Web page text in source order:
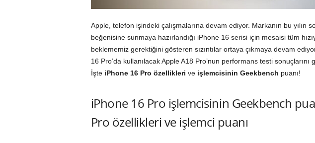
Apple, telefon işindeki çalışmalarına devam ediyor. Markanın bu yılın
beğenisine sunmaya hazırlandığı iPhone 16 serisi için mesaisi tüm
beklememiz gerektiğini gösteren sızıntılar ortaya çıkmaya devam
16 Pro’da kullanılacak Apple A18 Pro’nun performans testi sonuçlarını
İşteiPhone 16 Pro özellikleri veişlemcisinin Geekbench puanı!
iPhone 16 Pro işlemcisinin Geekbench
Pro özellikleri ve işlemci puanı